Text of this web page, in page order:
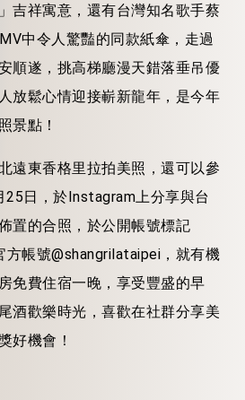
吉祥寓意，還有台灣知名歌手蔡
中令人驚豔的同款紙傘，走過
順遂，挑高梯廳漫天錯落垂吊優
放鬆心情迎接嶄新龍年，是今年
景點！
遠東香格里拉拍美照，還可以參
25日，於Instagram上分享與台
置的合照，於公開帳號標記
帳號@shangrilataipei，就有機
免費住宿一晚，享受豐盛的早
酒歡樂時光，喜歡在社群分享美
好機會！